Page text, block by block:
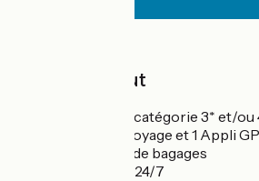
Le prix inclut
Les nuits en catégorie 3* et/
1 carnet de voyage et 1 Appli
Le transfert de bagages
L'assistance 24/7